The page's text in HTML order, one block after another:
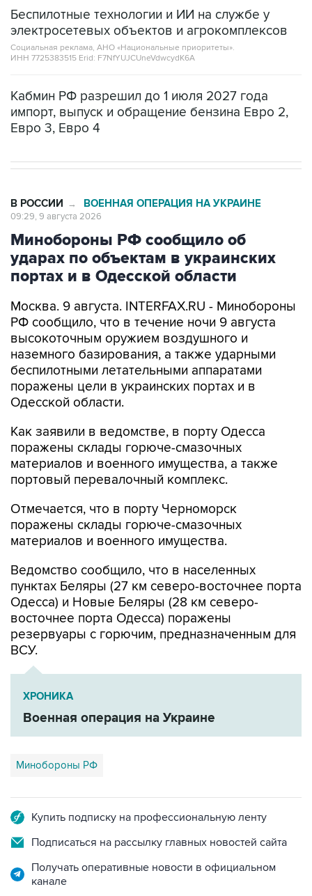
Беспилотные технологии и ИИ на службе у
электросетевых объектов и агрокомплексов
Социальная реклама, АНО «Национальные приоритеты».
ИНН 7725383515 Erid: F7NfYUJCUneVdwcydK6A
Кабмин РФ разрешил до 1 июля 2027 года
импорт, выпуск и обращение бензина Евро 2,
Евро 3, Евро 4
В РОССИИ → ВОЕННАЯ ОПЕРАЦИЯ НА УКРАИНЕ
09:29, 9 августа 2026
Минобороны РФ сообщило об
ударах по объектам в украинских
портах и в Одесской области
Москва. 9 августа. INTERFAX.RU - Минобороны
РФ сообщило, что в течение ночи 9 августа
высокоточным оружием воздушного и
наземного базирования, а также ударными
беспилотными летательными аппаратами
поражены цели в украинских портах и в
Одесской области.
Как заявили в ведомстве, в порту Одесса
поражены склады горюче-смазочных
материалов и военного имущества, а также
портовый перевалочный комплекс.
Отмечается, что в порту Черноморск
поражены склады горюче-смазочных
материалов и военного имущества.
Ведомство сообщило, что в населенных
пунктах Беляры (27 км северо-восточнее порта
Одесса) и Новые Беляры (28 км северо-
восточнее порта Одесса) поражены
резервуары с горючим, предназначенным для
ВСУ.
ХРОНИКА
Военная операция на Украине
Минобороны РФ
Купить подписку на профессиональную ленту
Подписаться на рассылку главных новостей сайта
Получать оперативные новости в официальном
канале